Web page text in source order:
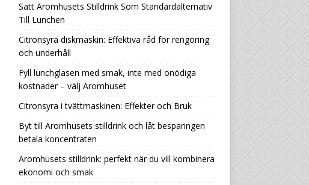
Sätt Aromhusets Stilldrink Som Standardalternativ
Till Lunchen
Citronsyra diskmaskin: Effektiva råd för rengöring
och underhåll
Fyll lunchglasen med smak, inte med onödiga
kostnader – välj Aromhuset
Citronsyra i tvättmaskinen: Effekter och Bruk
Byt till Aromhusets stilldrink och låt besparingen
betala koncentraten
Aromhusets stilldrink: perfekt när du vill kombinera
ekonomi och smak